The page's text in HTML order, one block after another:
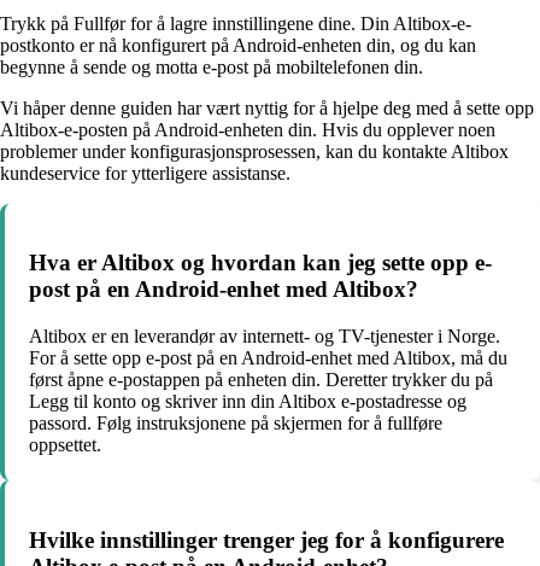
Trykk på Fullfør for å lagre innstillingene dine. Din Altibox-e-
postkonto er nå konfigurert på Android-enheten din, og du kan
begynne å sende og motta e-post på mobiltelefonen din.
Vi håper denne guiden har vært nyttig for å hjelpe deg med å sette opp
Altibox-e-posten på Android-enheten din. Hvis du opplever noen
problemer under konfigurasjonsprosessen, kan du kontakte Altibox
kundeservice for ytterligere assistanse.
Hva er Altibox og hvordan kan jeg sette opp e-
post på en Android-enhet med Altibox?
Altibox er en leverandør av internett- og TV-tjenester i Norge.
For å sette opp e-post på en Android-enhet med Altibox, må du
først åpne e-postappen på enheten din. Deretter trykker du på
Legg til konto og skriver inn din Altibox e-postadresse og
passord. Følg instruksjonene på skjermen for å fullføre
oppsettet.
Hvilke innstillinger trenger jeg for å konfigurere